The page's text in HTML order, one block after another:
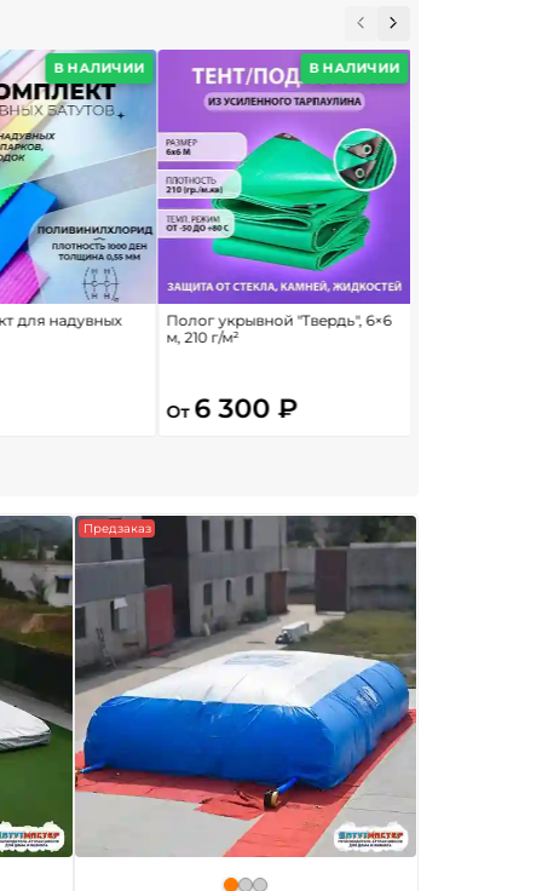
В НАЛИЧИИ
для надувных
В НАЛИЧИИ
Полог укрывной "Твердь", 6×6
м, 210 г/м²
От 6 300 ₽
Предзаказ